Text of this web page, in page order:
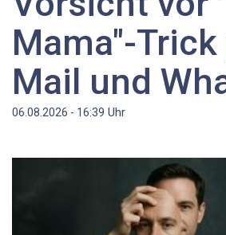
Mama"-Trick
Mail und
06.08.2026 - 16:39 Uhr